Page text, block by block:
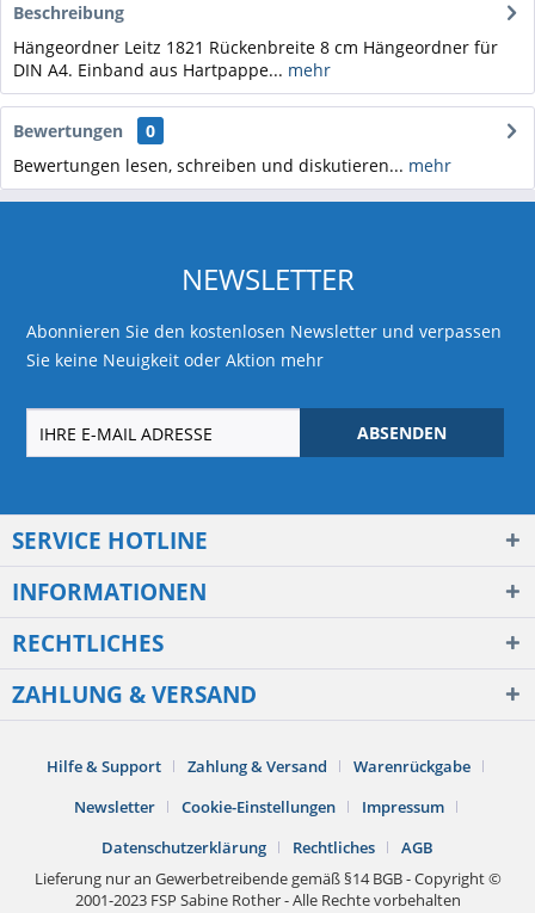
Beschreibung
Hängeordner Leitz 1821 Rückenbreite 8 cm Hängeordner für
DIN A4. Einband aus Hartpappe... mehr
Bewertungen
0
Bewertungen lesen, schreiben und diskutieren... mehr
NEWSLETTER
Abonnieren Sie den kostenlosen Newsletter und verpassen
Sie keine Neuigkeit oder Aktion mehr
ABSENDEN
SERVICE HOTLINE
INFORMATIONEN
RECHTLICHES
ZAHLUNG & VERSAND
Hilfe & Support Zahlung & Versand
Warenrückgabe
Newsletter
Cookie-Einstellungen
Impressum
Datenschutzerklärung
Rechtliches
AGB
Lieferung nur an Gewerbetreibende gemäß §14 BGB - Copyright ©
2001-2023 FSP Sabine Rother - Alle Rechte vorbehalten